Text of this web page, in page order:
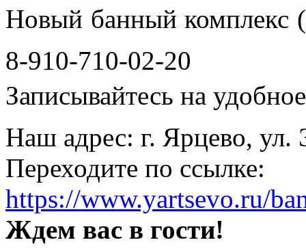
Новый банный комплекс
8-910-710-02-20
Записывайтесь на
Наш адрес: г. Ярцево, ул.
Переходите по ссылке:
https://www.yartsevo.ru/
Ждем вас в гости!